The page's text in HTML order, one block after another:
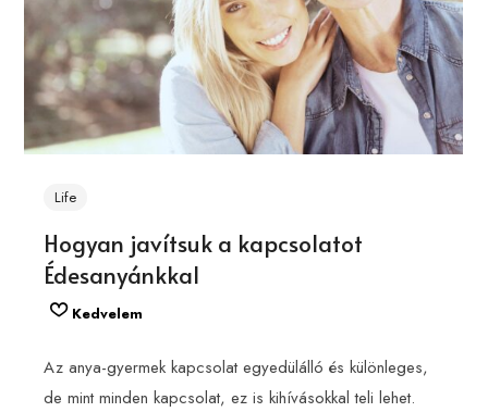
Life
Hogyan javítsuk a kapcsolatot
Édesanyánkkal
Kedvelem
Az anya-gyermek kapcsolat egyedülálló és különleges,
de mint minden kapcsolat, ez is kihívásokkal teli lehet.